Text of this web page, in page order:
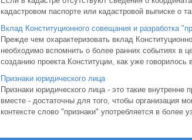
кадастровом паспорте или кадастровой выписке о
Вклад Конституционного совещания и разработка
Прежде чем охарактеризовать вклад
необходимо вспомнить о более ранних событиях в
созданию проекта Конституции, как уже
Признаки юридического лица
Признаки юридического лица - это такие
вместе - достаточны для того, чтобы организация
контексте слово "признаки" употребляется в